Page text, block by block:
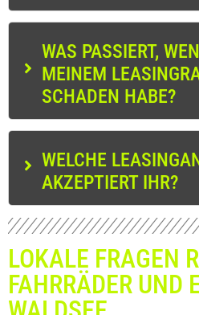
WAS PASSIERT,
MEINEM
SCHADEN HABE?
WELCHE
AKZEPTIERT IHR?
LOKALE FRAGEN
FAHRRÄDER UND